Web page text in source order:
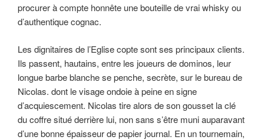
procurer à compte honnête une bouteille de vrai whisky ou
d’authentique cognac.
Les dignitaires de l’Eglise copte sont ses principaux clients.
Ils passent, hautains, entre les joueurs de dominos, leur
longue barbe blanche se penche, secrète, sur le bureau de
Nicolas. dont le visage ondoie à peine en signe
d’acquiescement. Nicolas tire alors de son gousset la clé
du coffre situé derrière lui, non sans s’être muni auparavant
d’une bonne épaisseur de papier journal. En un tournemain,